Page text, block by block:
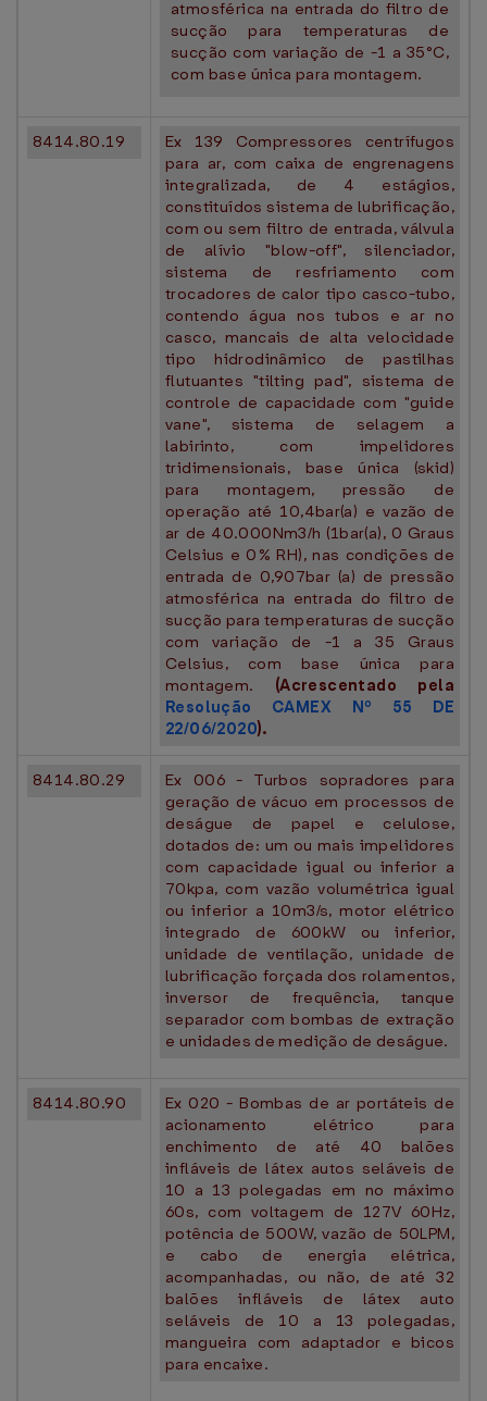
atmosférica na entrada do filtro de
sucção para temperaturas de
sucção com variação de -1 a 35°C,
com base única para montagem.
8414.80.19
Ex 139 Compressores centrífugos
para ar, com caixa de engrenagens
integralizada, de 4 estágios,
constituídos sistema de lubrificação,
com ou sem filtro de entrada, válvula
de alívio "blow-off", silenciador,
sistema de resfriamento com
trocadores de calor tipo casco-tubo,
contendo água nos tubos e ar no
casco, mancais de alta velocidade
tipo hidrodinâmico de pastilhas
flutuantes "tilting pad", sistema de
controle de capacidade com "guide
vane", sistema de selagem a
labirinto, com impelidores
tridimensionais, base única (skid)
para montagem, pressão de
operação até 10,4bar(a) e vazão de
ar de 40.000Nm3/h (1bar(a), 0 Graus
Celsius e 0% RH), nas condições de
entrada de 0,907bar (a) de pressão
atmosférica na entrada do filtro de
sucção para temperaturas de sucção
com variação de -1 a 35 Graus
Celsius, com base única para
montagem. (Acrescentado pela
Resolução CAMEX Nº 55 DE
22/06/2020).
8414.80.29
Ex 006 - Turbos sopradores para
geração de vácuo em processos de
deságue de papel e celulose,
dotados de: um ou mais impelidores
com capacidade igual ou inferior a
70kpa, com vazão volumétrica igual
ou inferior a 10m3/s, motor elétrico
integrado de 600kW ou inferior,
unidade de ventilação, unidade de
lubrificação forçada dos rolamentos,
inversor de frequência, tanque
separador com bombas de extração
e unidades de medição de deságue.
8414.80.90
Ex 020 - Bombas de ar portáteis de
acionamento elétrico para
enchimento de até 40 balões
infláveis de látex autos seláveis de
10 a 13 polegadas em no máximo
60s, com voltagem de 127V 60Hz,
potência de 500W, vazão de 50LPM,
e cabo de energia elétrica,
acompanhadas, ou não, de até 32
balões infláveis de látex auto
seláveis de 10 a 13 polegadas,
mangueira com adaptador e bicos
para encaixe.